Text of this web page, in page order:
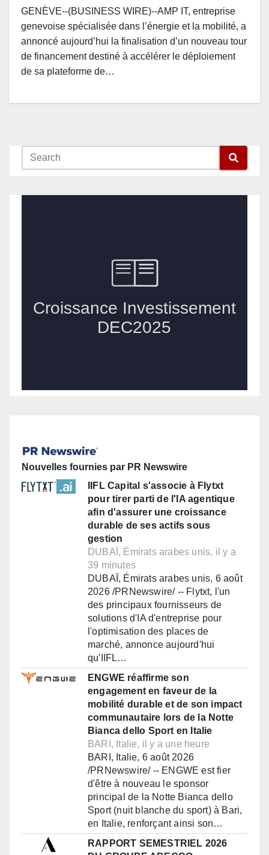
GENÈVE--(BUSINESS WIRE)--AMP IT, entreprise
genevoise spécialisée dans l’énergie et la mobilité, a
annoncé aujourd’hui la finalisation d’un nouveau tour
de financement destiné à accélérer le déploiement
de sa plateforme de…
Nouvelles fournies par PR Newswire
IIFL Capital s'associe à Flytxt
pour tirer parti de l'IA agentique
afin d'assurer une croissance
durable de ses actifs sous
gestion
DUBAÏ, Émirats arabes unis, il y a
39 minutes
DUBAÏ, Émirats arabes unis, 6 août
2026 /PRNewswire/ -- Flytxt, l'un
des principaux fournisseurs de
solutions d'IA d'entreprise pour
l'optimisation des places de
marché, annonce aujourd'hui
qu'IIFL…
ENGWE réaffirme son
engagement en faveur de la
mobilité durable et de son impact
communautaire lors de la Notte
Bianca dello Sport en Italie
BARI, Italie, il y a une heure
BARI, Italie, 6 août 2026
/PRNewswire/ -- ENGWE est fier
d'être à nouveau le sponsor
principal de la Notte Bianca dello
Sport (nuit blanche du sport) à Bari,
en Italie, renforçant ainsi son…
RAPPORT SEMESTRIEL 2026